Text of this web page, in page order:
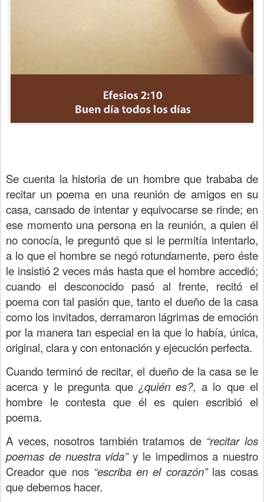
Se cuenta la historia de un hombre que trababa de
recitar un poema en una reunión de amigos en su
casa, cansado de intentar y equivocarse se rinde; en
ese momento una persona en la reunión, a quien él
no conocía, le preguntó que si le permitía intentarlo,
a lo que el hombre se negó rotundamente, pero éste
le insistió 2 veces más hasta que el hombre accedió;
cuando el desconocido pasó al frente, recitó el
poema con tal pasión que, tanto el dueño de la casa
como los invitados, derramaron lágrimas de emoción
por la manera tan especial en la que lo había, única,
original, clara y con entonación y ejecución perfecta.
Cuando terminó de recitar, el dueño de la casa se le
acerca y le pregunta que ¿quién es?, a lo que el
hombre le contesta que él es quien escribió el
poema.
A veces, nosotros también tratamos de “recitar los
poemas de nuestra vida”y le impedimos a nuestro
Creador que nos “escriba en el corazón”las cosas
que debemos hacer.